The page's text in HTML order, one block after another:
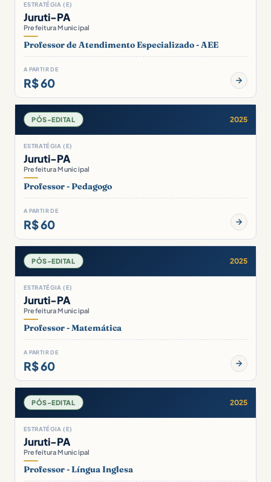
ESTRATÉGIA (E)
Juruti-PA
Prefeitura Municipal
Professor de Atendimento Especializado - AEE
A PARTIR DE
R$ 60
PÓS-EDITAL 2025
ESTRATÉGIA (E)
Juruti-PA
Prefeitura Municipal
Professor - Pedagogo
A PARTIR DE
R$ 60
PÓS-EDITAL 2025
ESTRATÉGIA (E)
Juruti-PA
Prefeitura Municipal
Professor - Matemática
A PARTIR DE
R$ 60
PÓS-EDITAL 2025
ESTRATÉGIA (E)
Juruti-PA
Prefeitura Municipal
Professor - Língua Inglesa